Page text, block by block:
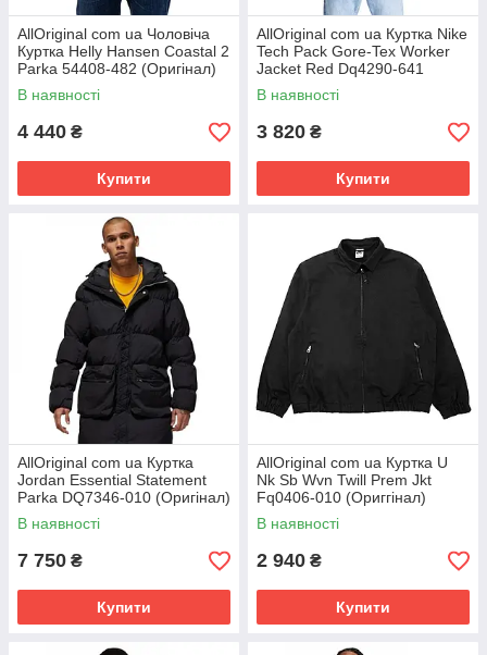
AllOriginal com ua Чоловіча
Куртка Helly Hansen Coastal 2
Parka 54408-482 (Оригінал)
РОЗМІРИ ЗАПИТУЙТЕ
В наявності
4 440 ₴
Купити
AllOriginal com ua Куртка Nike
Tech Pack Gore-Tex Worker
Jacket Red Dq4290-641
(Оригінал) РОЗМІРИ
ЗАПИТУЙТЕ
В наявності
3 820 ₴
Купити
AllOriginal com ua Куртка
Jordan Essential Statement
Parka DQ7346-010 (Оригінал)
РОЗМІРИ ЗАПИТУЙТЕ
В наявності
7 750 ₴
Купити
AllOriginal com ua Куртка U
Nk Sb Wvn Twill Prem Jkt
Fq0406-010 (Ориггінал)
РОЗМІРІ ЗАПІТУЙТЕ
В наявності
2 940 ₴
Купити